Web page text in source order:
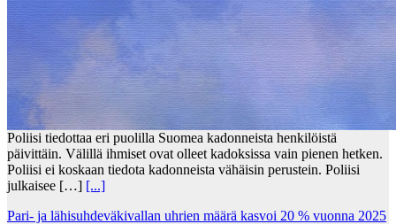
Poliisi tiedottaa eri puolilla Suomea kadonneista henkilöistä
päivittäin. Välillä ihmiset ovat olleet kadoksissa vain pienen hetken.
Poliisi ei koskaan tiedota kadonneista vähäisin perustein. Poliisi
julkaisee […] [...]
Pari- ja lähisuhdeväkivallan uhrien määrä kasvoi 20 % vuonna 2025